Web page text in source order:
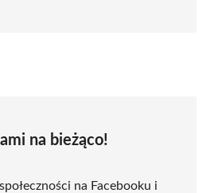
na bieżąco!
na Facebooku i